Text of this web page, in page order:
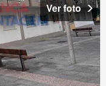
Ver foto